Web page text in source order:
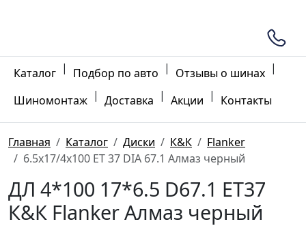
Каталог | Подбор по авто | Отзывы о шинах |
Шиномонтаж | Доставка | Акции | Контакты
Главная Каталог Диски К&К
Flanker
6.5x17/4x100 ET 37 DIA 67.1 Алмаз черный
ДЛ 4*100 17*6.5 D67.1 ET37
К&К Flanker Алмаз черный